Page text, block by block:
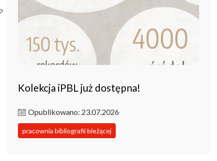
Poczta ibl.waw.pl
Kontakt
Kolekcja iPBL już dostępna!
Opublikowano: 23.07.2026
pracownia bibliografii bieżącej